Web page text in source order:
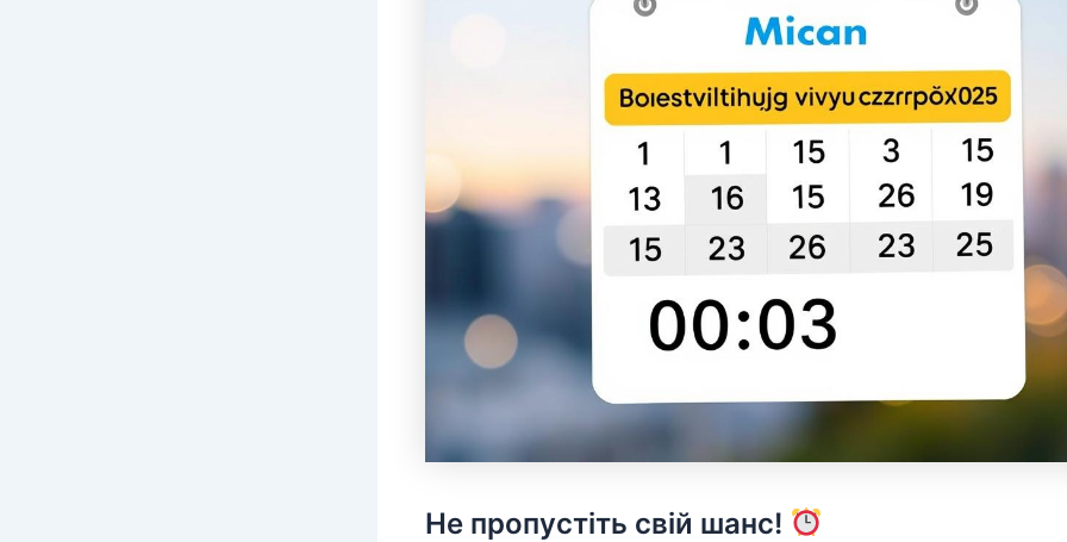
Не пропустіть свій шанс!